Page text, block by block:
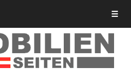
☰